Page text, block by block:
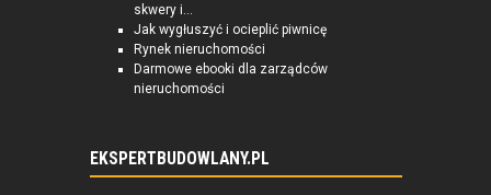
skwery i...
Jak wygłuszyć i ocieplić piwnicę
Rynek nieruchomości
Darmowe ebooki dla zarządców
nieruchomości
EKSPERTBUDOWLANY.PL